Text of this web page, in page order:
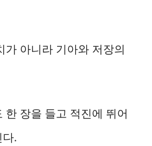
가 아니라 기아와 저장의
한 장을 들고 적진에 뛰어
.